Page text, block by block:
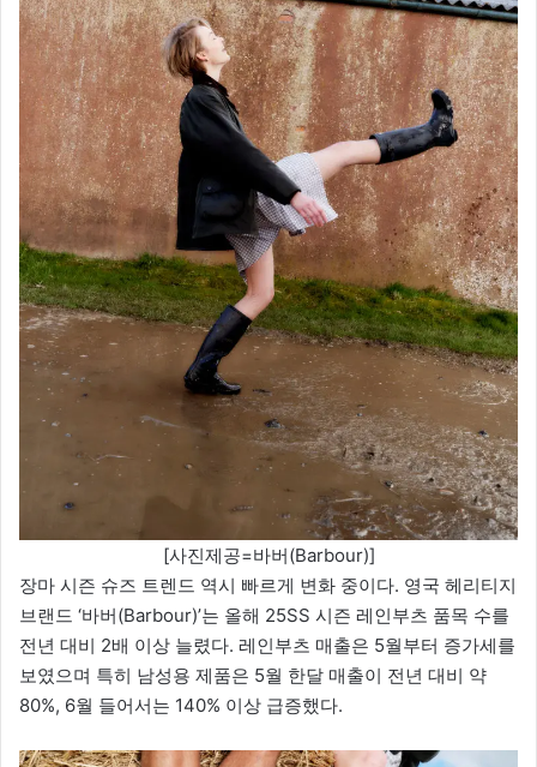
[사진제공=바버(Barbour)]
장마 시즌 슈즈 트렌드 역시 빠르게 변화 중이다. 영국 헤리티지
브랜드 ‘바버(Barbour)’는 올해 25SS 시즌 레인부츠 품목 수를
전년 대비 2배 이상 늘렸다. 레인부츠 매출은 5월부터 증가세를
보였으며 특히 남성용 제품은 5월 한달 매출이 전년 대비 약
80%, 6월 들어서는 140% 이상 급증했다.